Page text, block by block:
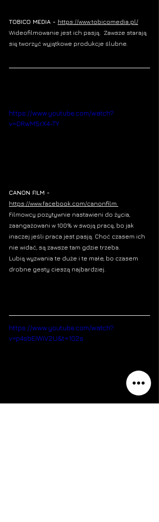
TOBICO MEDIA - https://www.tobicomedia.pl/
Wideofilmowanie jest ich pasją. Zawsze starają
się tworzyć wyjątkowe produkcje ślubne
https://www.youtube.com/watch?
v=DRwM5rX4-TY
CANON FILM -
https://www.facebook.com/canonfilm
Filmowcy pozytywnie nastawieni do życia,
zaangażowani w 100% w swoją pracę, bo jak
inaczej jeśli praca jest pasją. Choć czasem ich
nie widać, są zawsze tam gdzie trzeba.
Lubią wyzwania te duże i te małe, bo czasem
drobne gesty cieszą najbardziej.
https://www.youtube.com/watch?
v=p4sbEIWiV2U&t=102s